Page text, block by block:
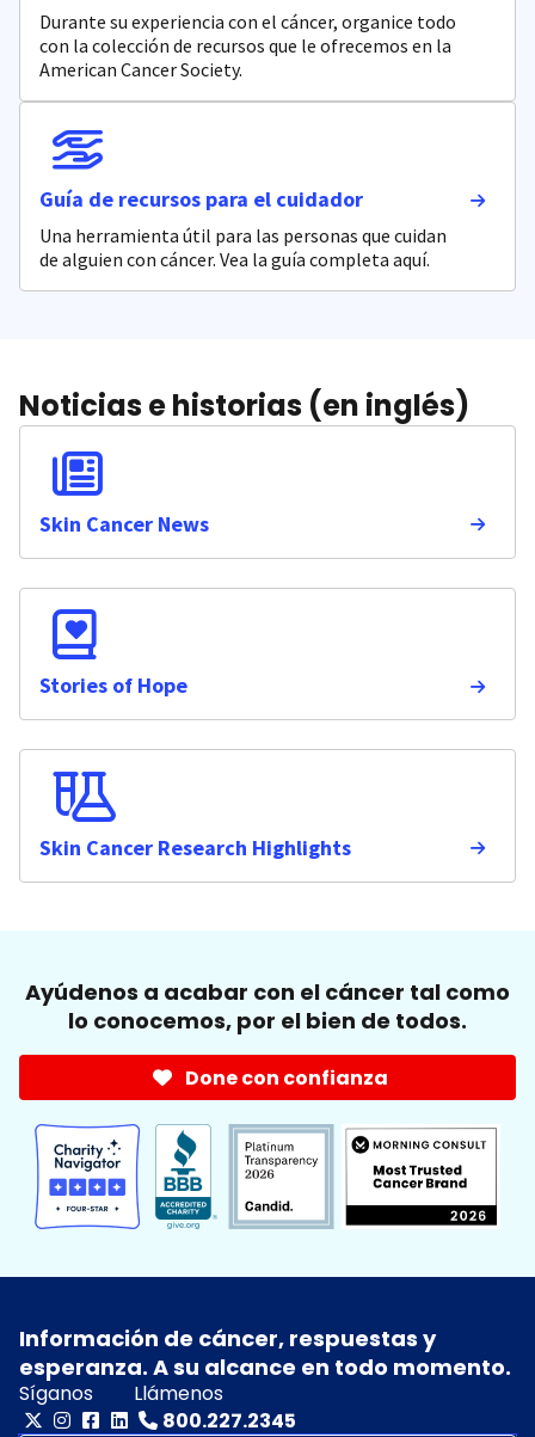
Durante su experiencia con el cáncer, organice todo
con la colección de recursos que le ofrecemos en la
American Cancer Society.
Guía de recursos para el cuidador
Una herramienta útil para las personas que cuidan
de alguien con cáncer. Vea la guía completa aquí.
Noticias e historias (en inglés)
Skin Cancer News
Stories of Hope
Skin Cancer Research Highlights
Ayúdenos a acabar con el cáncer tal como
lo conocemos, por el bien de todos.
Done con confianza
Información de cáncer, respuestas y
esperanza. A su alcance en todo momento.
Síganos
Llámenos
800.227.2345